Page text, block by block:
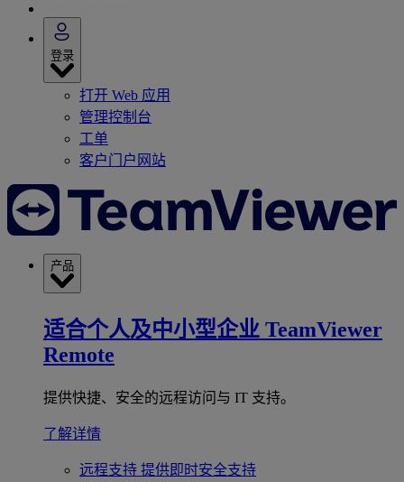
登录
打开 Web 应用
管理控制台
工单
客户门户网站
产品
适合个人及中小型企业 TeamViewer
Remote
提供快捷、安全的远程访问与 IT 支持。
了解详情
远程支持 提供即时安全支持